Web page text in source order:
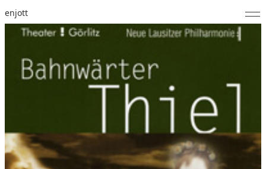
enjott
Home
Selected Works
Fotos